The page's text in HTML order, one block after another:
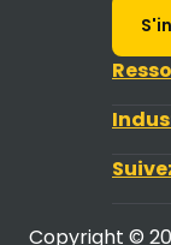
Copyright ©